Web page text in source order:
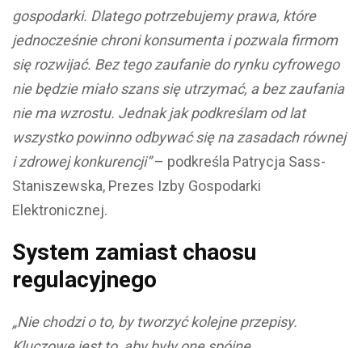
gospodarki. Dlatego potrzebujemy prawa, które
jednocześnie chroni konsumenta i pozwala firmom
się rozwijać. Bez tego zaufanie do rynku cyfrowego
nie będzie miało szans się utrzymać, a bez zaufania
nie ma wzrostu. Jednak jak podkreślam od lat
wszystko powinno odbywać się na zasadach równej
i zdrowej konkurencji”– podkreśla Patrycja Sass-
Staniszewska, Prezes Izby Gospodarki
Elektronicznej.
System zamiast chaosu
regulacyjnego
„Nie chodzi o to, by tworzyć kolejne przepisy.